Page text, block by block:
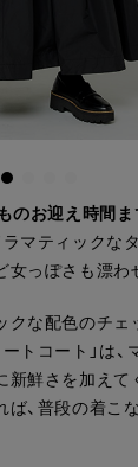
のお迎え時間ま
マティックな
っぽさも漂わ
クな配色のチェ
トコート」は
鮮さを加えて
、普段の着こ